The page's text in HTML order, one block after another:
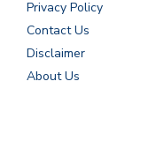
Privacy Policy
Contact Us
Disclaimer
About Us